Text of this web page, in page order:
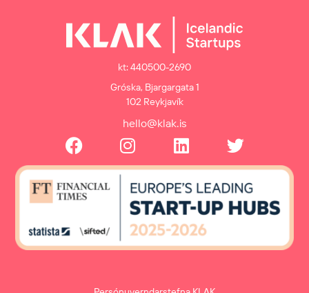
kt: 440500-2690
Gróska, Bjargargata 1
102 Reykjavík
hello@klak.is